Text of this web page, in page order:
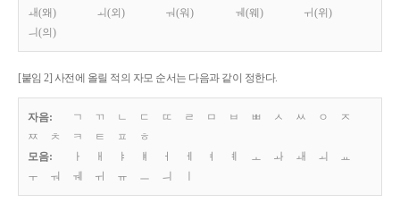
ㅙ(왜)
ㅚ(외) ㅝ(워) ㅞ(웨)
ㅟ(위)
ㅢ(의)
[붙임 2] 사전에 올릴 적의 자모 순서는 다음과 같이 정한다.
자음: ㄱ ㄲ ㄴ ㄷ ㄸ ㄹ ㅁ ㅂ ㅃ ㅅ ㅆ ㅇ
ㅈ
ㅉ
ㅊ ㅋ ㅌ ㅍ
ㅎ
모음:
ㅏ ㅐ ㅑ ㅒ ㅓ ㅔ ㅕ ㅖ ㅗ ㅘ ㅙ ㅚ
ㅛ
ㅜ
ㅝ ㅞ ㅟ ㅠ ㅡ ㅢ